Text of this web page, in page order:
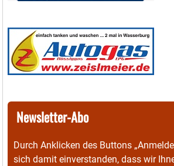
Newsletter-Abo
Durch Anklicken des Buttons
sich damit einverstanden, dass wir